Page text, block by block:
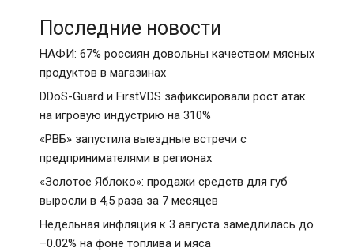
Последние новости
НАФИ: 67% россиян довольны качеством мясных
продуктов в магазинах
DDoS-Guard и FirstVDS зафиксировали рост атак
на игровую индустрию на 310%
«РВБ» запустила выездные встречи с
предпринимателями в регионах
«Золотое Яблоко»: продажи средств для губ
выросли в 4,5 раза за 7 месяцев
Недельная инфляция к 3 августа замедлилась до
–0.02% на фоне топлива и мяса